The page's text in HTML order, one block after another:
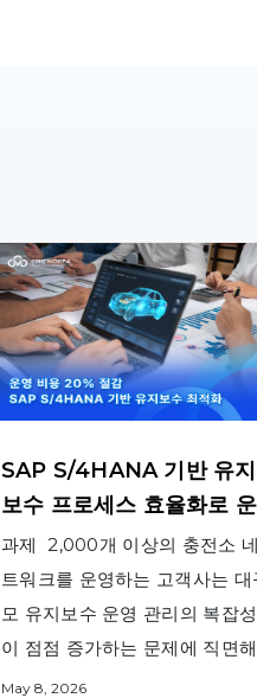
SAP S/4HANA 기반 유지
보수 프로세스 효율화로 운
영 비용 20% 절감
과제 2,000개 이상의 충전소 네
트워크를 운영하는 고객사는 대
모 유지보수 운영 관리의 복잡성
이 점점 증가하는 문제에 직면해
있었습니다. 기존의 작업 추적, 소
May 8, 2026